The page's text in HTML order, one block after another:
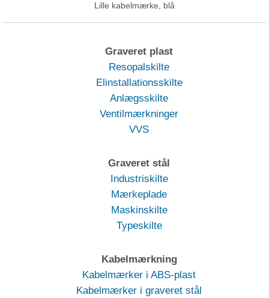
Lille kabelmærke, blå
Graveret plast
Resopalskilte
Elinstallationsskilte
Anlægsskilte
Ventilmærkninger
VVS
Graveret stål
Industriskilte
Mærkeplade
Maskinskilte
Typeskilte
Kabelmærkning
Kabelmærker i ABS-plast
Kabelmærker i graveret stål